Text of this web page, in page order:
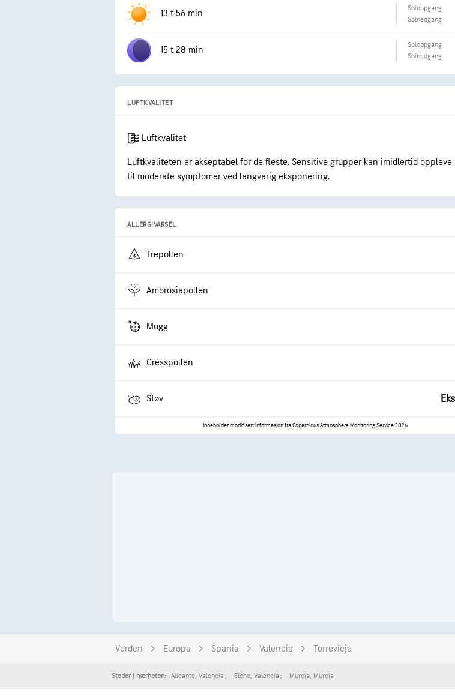
13 t 56 min Soloppgang
Solnedgang
15 t 28 min Soloppgang
Solnedgang
LUFTKVALITET
Luftkvalitet
Luftkvaliteten er akseptabel for de fleste. Sensitive grupper kan imidlertid oppleve
til moderate symptomer ved langvarig eksponering.
ALLERGIVARSEL
Trepollen
Ambrosiapollen
Mugg
Gresspollen
Støv
Inneholder modifisert informasjon fra Copernicus Atmosphere Monitoring Service 2026
Verden Europa Spania Valencia Torrevieja
Steder i nærheten: Alicante, Valencia Elche, Valencia Murcia, Murcia